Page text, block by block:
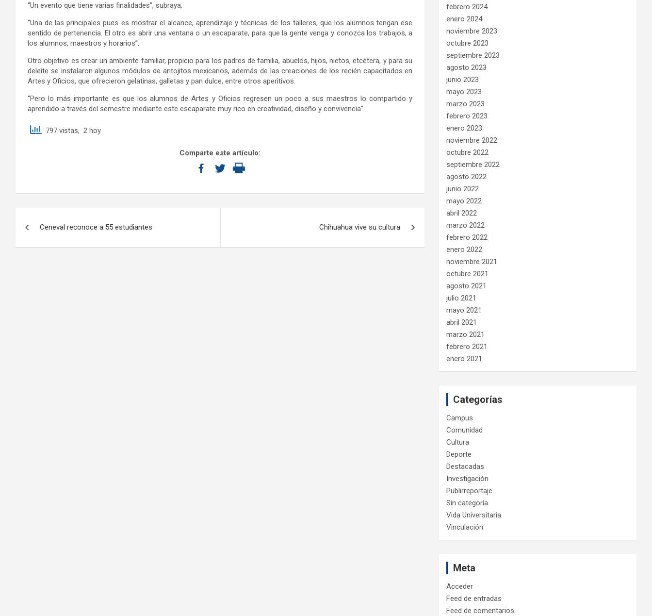
“Un evento que tiene varias finalidades”, subraya.
“Una de las principales pues es mostrar el alcance, aprendizaje y técnicas de los talleres; que los alumnos tengan ese
sentido de pertenencia. El otro es abrir una ventana o un escaparate, para que la gente venga y conozca los trabajos, a
los alumnos, maestros y horarios”.
Otro objetivo es crear un ambiente familiar, propicio para los padres de familia, abuelos, hijos, nietos, etcétera, y para su
deleite se instalaron algunos módulos de antojitos mexicanos, además de las creaciones de los recién capacitados en
Artes y Oficios, que ofrecieron gelatinas, galletas y pan dulce, entre otros aperitivos.
“Pero lo más importante es que los alumnos de Artes y Oficios regresen un poco a sus maestros lo compartido y
aprendido a través del semestre mediante este escaparate muy rico en creatividad, diseño y convivencia”.
797 vistas, 2 hoy
Comparte este artículo:
Ceneval reconoce a 55 estudiantes Chihuahua vive su cultura
febrero 2024
enero 2024
noviembre 2023
octubre 2023
septiembre 2023
agosto 2023
junio 2023
mayo 2023
marzo 2023
febrero 2023
enero 2023
noviembre 2022
octubre 2022
septiembre 2022
agosto 2022
junio 2022
mayo 2022
abril 2022
marzo 2022
febrero 2022
enero 2022
noviembre 2021
octubre 2021
agosto 2021
julio 2021
mayo 2021
abril 2021
marzo 2021
febrero 2021
enero 2021
Categorías
Campus
Comunidad
Cultura
Deporte
Destacadas
Investigación
Publirreportaje
Sin categoría
Vida Universitaria
Vinculación
Meta
Acceder
Feed de entradas
Feed de comentarios